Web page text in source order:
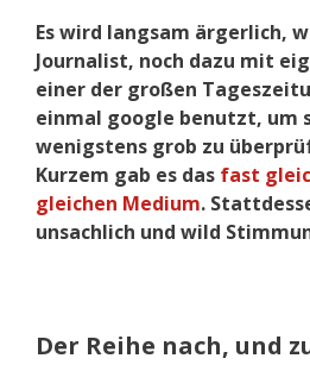
Es wird langsam ärgerlich,
Journalist, noch dazu mit
einer der großen
einmal google benutzt, um
wenigstens grob zu
Kurzem gab es das fast
gleichen Medium.
unsachlich und wild
Der Reihe nach, und